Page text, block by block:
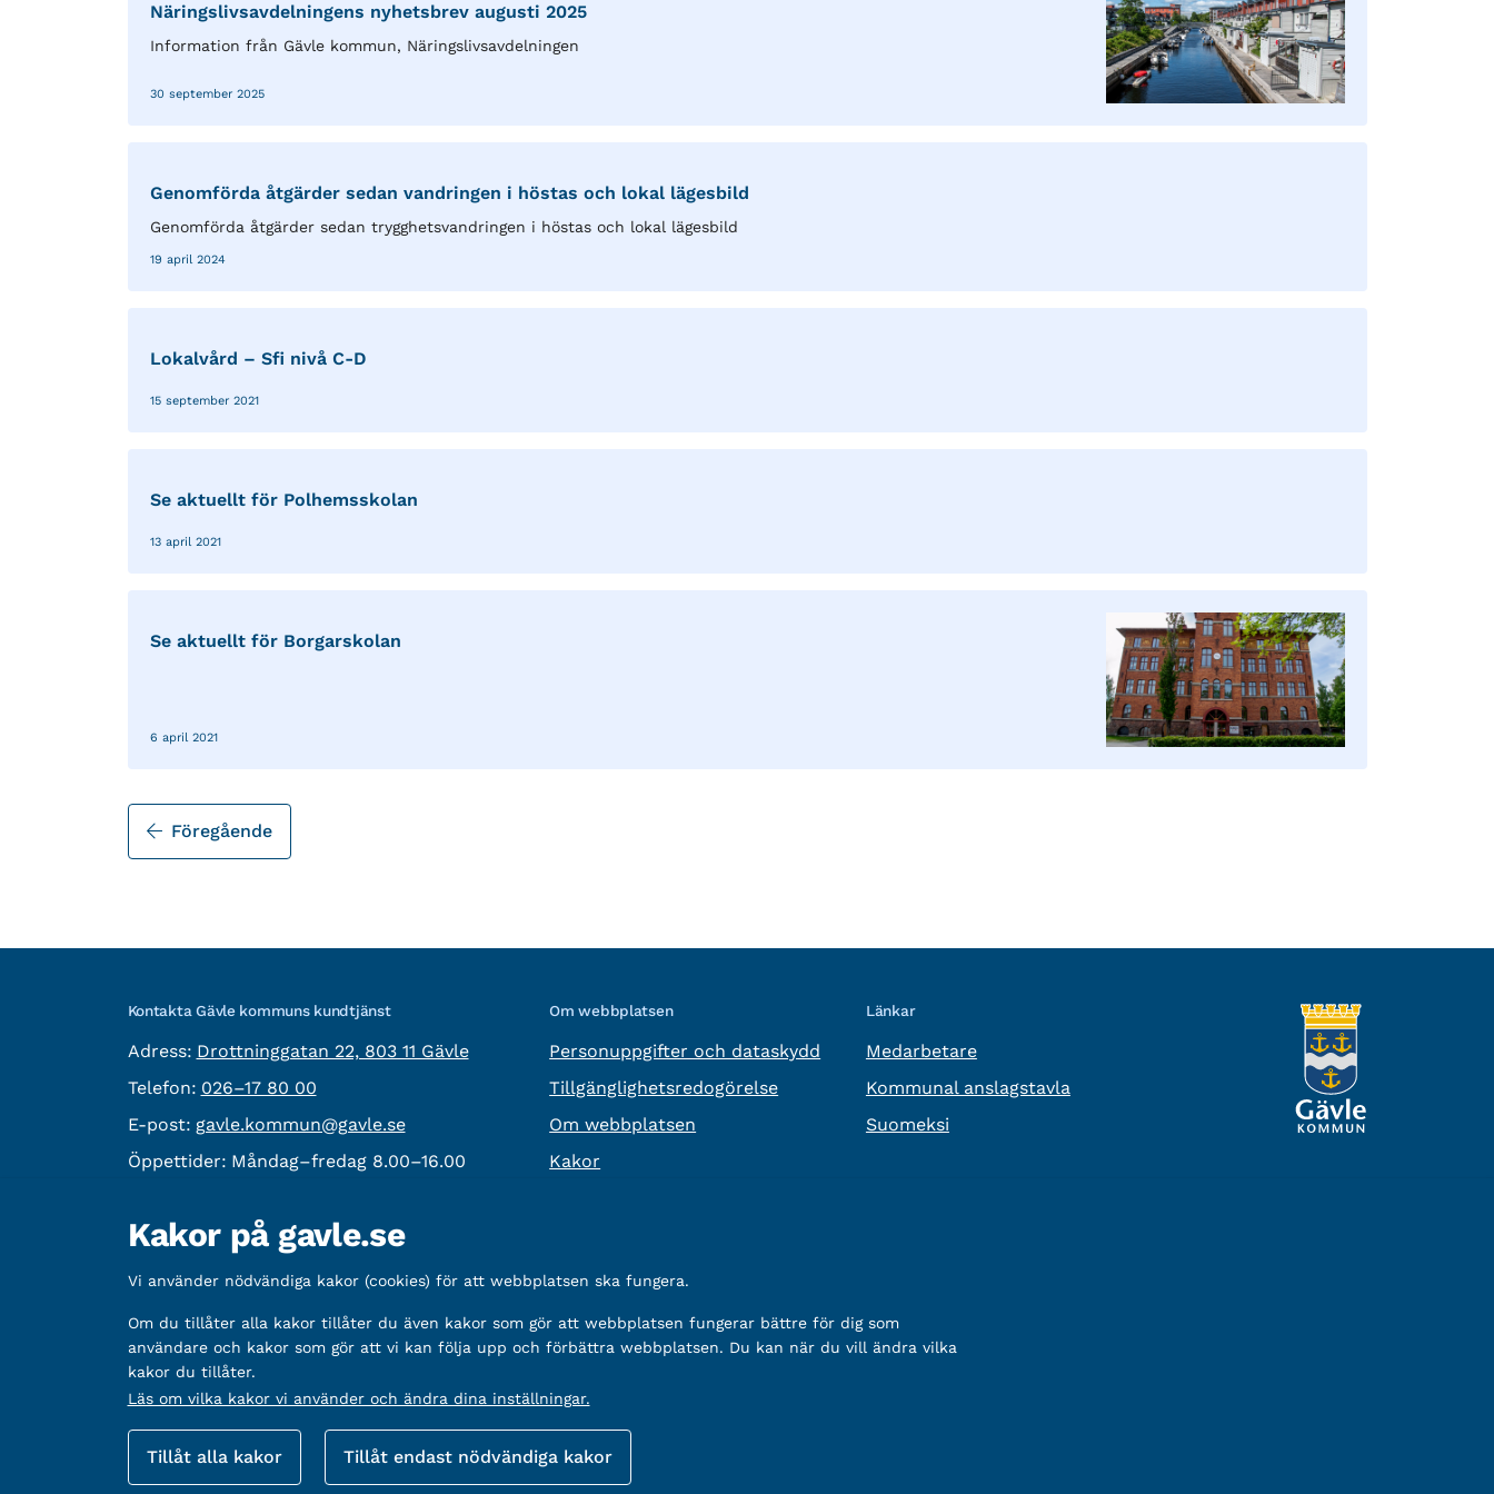
Näringslivsavdelningens nyhetsbrev augusti 2025
Information från Gävle kommun, Näringslivsavdelningen
30 september 2025
Genomförda åtgärder sedan vandringen i höstas och lokal lägesbild
Genomförda åtgärder sedan trygghetsvandringen i höstas och lokal lägesbild
19 april 2024
Lokalvård – Sfi nivå C-D
15 september 2021
Se aktuellt för Polhemsskolan
13 april 2021
Se aktuellt för Borgarskolan
6 april 2021
Föregående
Kontakta Gävle kommuns kundtjänst
Adress: besöksadress:
Drottninggatan 22, 803 11 Gävle
Telefon: Telefon:
026–17 80 00
E-post: E-post:
gavle.kommun@gavle.se
Öppettider: Måndag–fredag 8.00–16.00
Om webbplatsen
Personuppgifter och dataskydd
Tillgänglighetsredogörelse
Om webbplatsen
Kakor
Länkar
Medarbetare
Kommunal anslagstavla
Suomeksi
Övrig information
Organisationsnummer: 212000-2338
Bankgironummer: 5888-2333
Sociala
Fler sätt att följa oss
Kakor på gavle.se
Vi använder nödvändiga kakor (cookies) för att webbplatsen ska fungera.
Om du tillåter alla kakor tillåter du även kakor som gör att webbplatsen fungerar bättre för dig som
användare och kakor som gör att vi kan följa upp och förbättra webbplatsen. Du kan när du vill ändra vilka
kakor du tillåter.
Läs om vilka kakor vi använder och ändra dina inställningar.
Tillåt alla kakor Tillåt endast nödvändiga kakor